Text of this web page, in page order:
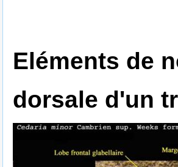
Eléments de
dorsale d'un